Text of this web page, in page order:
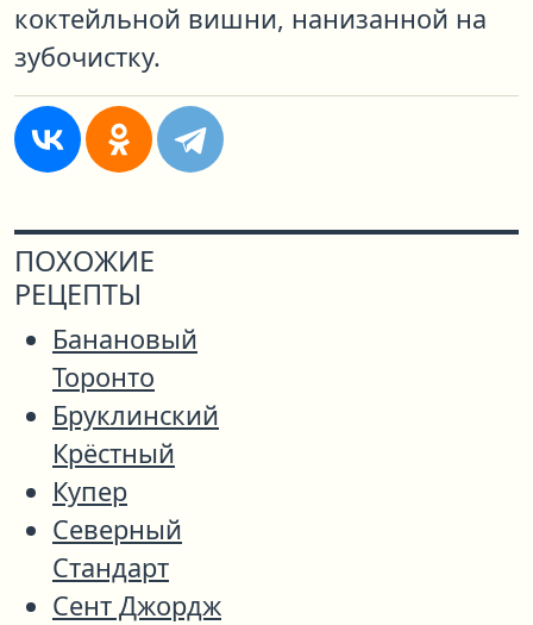
коктейльной вишни, нанизанной на
зубочистку.
ПОХОЖИЕ
РЕЦЕПТЫ
Банановый
Торонто
Бруклинский
Крёстный
Купер
Северный
Стандарт
Сент Джордж